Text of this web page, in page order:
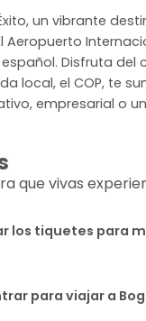
un vibrante
Aeropuerto
Disfruta
local, el COP, te
empresarial o
que vivas
los tiquetes para
para viajar a